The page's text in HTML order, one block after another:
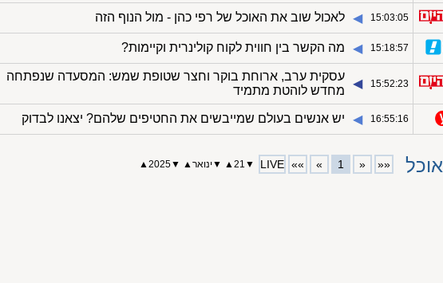
15:03:05
◀︎ לאכול שוב את האוכל של רפי כהן - מול הנוף הזה
15:18:57
◀︎ מה הקשר בין חווית לקוח קולינרית וקיימות?
15:52:23
◀︎
עסקית ערב, ארוחת בוקר וחצר שטופת שמש: המסעדה שנפתחה
מחדש לוהטת מתמיד
16:55:16
◀︎ יש אנשים בעולם שמייבשים את החטיפים שלהם? יצאנו לבדוק
אוכל ««
«
1
»
»»
LIVE
▼
21
▲
▼ינואר▲
▼
2025
▲